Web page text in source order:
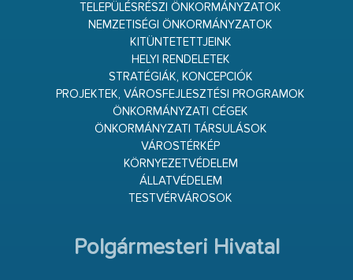
TELEPÜLÉSRÉSZI ÖNKORMÁNYZATOK
NEMZETISÉGI ÖNKORMÁNYZATOK
KITÜNTETETTJEINK
HELYI RENDELETEK
STRATÉGIÁK, KONCEPCIÓK
PROJEKTEK, VÁROSFEJLESZTÉSI PROGRAMOK
ÖNKORMÁNYZATI CÉGEK
ÖNKORMÁNYZATI TÁRSULÁSOK
VÁROSTÉRKÉP
KÖRNYEZETVÉDELEM
ÁLLATVÉDELEM
TESTVÉRVÁROSOK
Polgármesteri Hivatal